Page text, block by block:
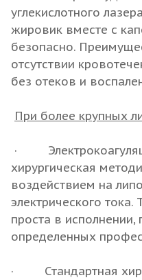
углекислотного
жировик вместе с
безопасно.
отсутствии
без отеков и
При более крупных
·
хирургическая
воздействием на
электрического
проста в исполнении,
определенных
· Стандартная